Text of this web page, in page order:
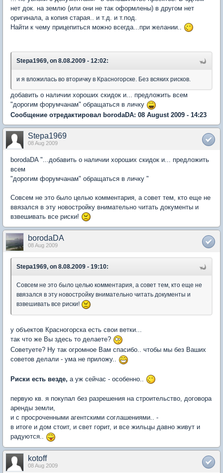
нет док. на землю (или они не так оформлены) в другом нет
оригинала, а копия старая.. и т.д. и т.под.
Найти к чему прицепиться можно всегда...при желании..
Stepa1969, on 8.08.2009 - 12:02:
и я вложилась во вторичку в Красногорске. Без всяких рисков.
добавить о наличии хороших скидок и... предложить всем
"дорогим форумчанам" обращаться в личку
Сообщение отредактировал borodaDA: 08 August 2009 - 14:23
Stepa1969
08 Aug 2009
borodaDA "...добавить о наличии хороших скидок и... предложить
всем
"дорогим форумчанам" обращаться в личку "
Совсем не это было целью комментария, а совет тем, кто еще не
ввязался в эту новостройку внимательно читать документы и
взвешивать все риски!
borodaDA
08 Aug 2009
Stepa1969, on 8.08.2009 - 19:10:
Совсем не это было целью комментария, а совет тем, кто еще не
ввязался в эту новостройку внимательно читать документы и
взвешивать все риски!
у объектов Красногорска есть свои ветки...
так что же Вы здесь то делаете?
Советуете? Ну так огромное Вам спасибо.. чтобы мы без Ваших
советов делали - ума не приложу..
Риски есть везде, а уж сейчас - особенно..
первую кв. я покупал без разрешения на строительство, договора
аренды земли,
и с просроченными агентскими соглашениями.. -
в итоге и дом стоит, и свет горит, и все жильцы давно живут и
радуются..
kotoff
08 Aug 2009